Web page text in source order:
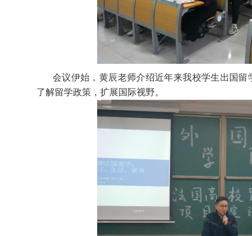
会议伊始，黄辰老师介绍近年来我校学生出国
了解留学政策，扩展国际视野。